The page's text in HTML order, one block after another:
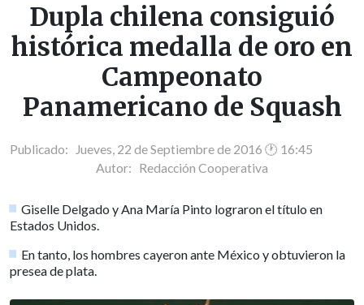
Dupla chilena consiguió
histórica medalla de oro en
Campeonato
Panamericano de Squash
Publicado: Jueves, 22 de Septiembre de 2016 🕐 16:45
Autor: Redacción Cooperativa
Giselle Delgado y Ana María Pinto lograron el título en
Estados Unidos.
En tanto, los hombres cayeron ante México y obtuvieron la
presea de plata.